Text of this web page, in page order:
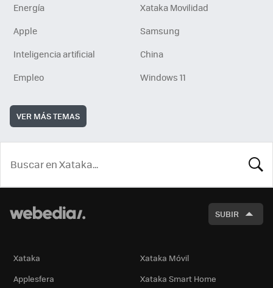
Energía
Xataka Movilidad
Apple
Samsung
Inteligencia artificial
China
Empleo
Windows 11
VER MÁS TEMAS
SUBIR
Xataka
Xataka Móvil
Applesfera
Xataka Smart Home